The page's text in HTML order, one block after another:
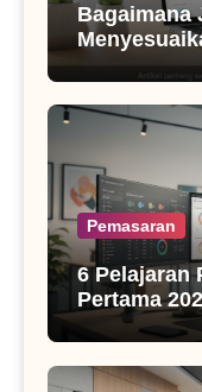
Bagaimana
SEO Masa
Pemasaran
6 Pelajaran
Pertama